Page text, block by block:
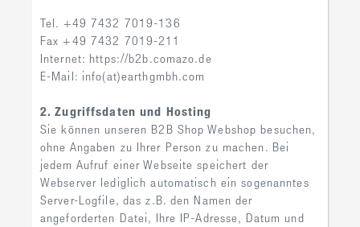
Tel. +49 7432 7019-136
Fax +49 7432 7019-211
Internet: https://b2b.comazo.de
E-Mail: info(at)earthgmbh.com
2. Zugriffsdaten und Hosting
Sie können unseren B2B Shop Webshop besuchen,
ohne Angaben zu Ihrer Person zu machen. Bei
jedem Aufruf einer Webseite speichert der
Webserver lediglich automatisch ein sogenanntes
Server-Logfile, das z.B. den Namen der
angeforderten Datei, Ihre IP-Adresse, Datum und